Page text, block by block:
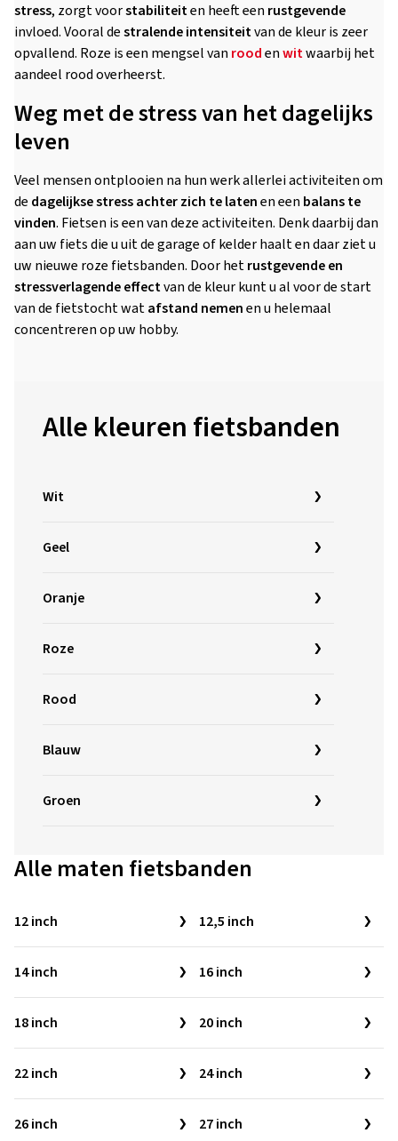
stress, zorgt voorstabiliteiten heeft een rustgevende
invloed. Vooral destralende intensiteitvan de kleur is zeer
opvallend. Roze is een mengsel van roodenwitwaarbij het
aandeel rood overheerst.
Weg met de stress van het dagelijks
leven
Veel mensen ontplooien na hun werk allerlei activiteiten om
de dagelijkse stress achter zich te latenen een balans te
vinden. Fietsen is een van deze activiteiten. Denk daarbij dan
aan uw fiets die u uit de garage of kelder haalt en daar ziet u
uw nieuwe roze fietsbanden. Door hetrustgevende en
stressverlagende effectvan de kleur kunt u al voor de start
van de fietstocht watafstand nemenen u helemaal
concentreren op uw hobby.
Alle kleuren fietsbanden
Wit
Geel
Oranje
Roze
Rood
Blauw
Groen
Alle maten fietsbanden
12 inch 12,5 inch
14 inch 16 inch
18 inch 20 inch
22 inch 24 inch
26 inch 27 inch